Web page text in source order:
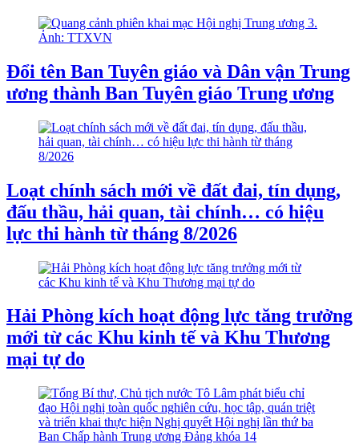
Đổi tên Ban Tuyên giáo và Dân vận Trung
ương thành Ban Tuyên giáo Trung ương
Loạt chính sách mới về đất đai, tín dụng,
đấu thầu, hải quan, tài chính… có hiệu
lực thi hành từ tháng 8/2026
Hải Phòng kích hoạt động lực tăng trưởng
mới từ các Khu kinh tế và Khu Thương
mại tự do